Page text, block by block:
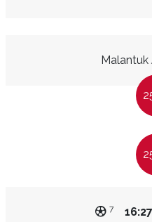
Malantuk
16:27
7